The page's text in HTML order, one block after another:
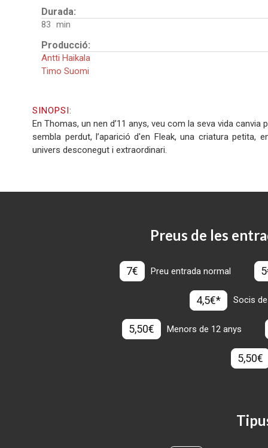
Durada:
83
Producció:
Antti Haikala
Timo Suomi
SINOPSI:
En Thomas, un nen d’11 anys, veu com la seva vida
sembla perdut, l’aparició d'en Fleak, una criatura petita,
univers desconegut i extraordinari.
Preus de les
7€ Preu entrada normal
4,5€* Socis
5,50€ Menors de 12 anys
5,50€